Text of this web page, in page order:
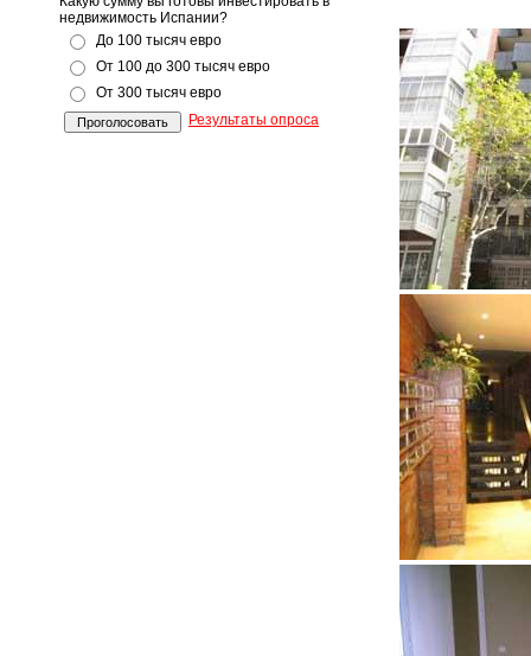
недвижимость Испании?
До 100 тысяч евро
От 100 до 300 тысяч евро
От 300 тысяч евро
Результаты опроса